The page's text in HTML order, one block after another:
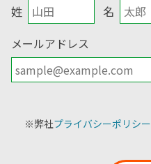
姓
名
メールアドレス
※弊社プライバシーポリシー